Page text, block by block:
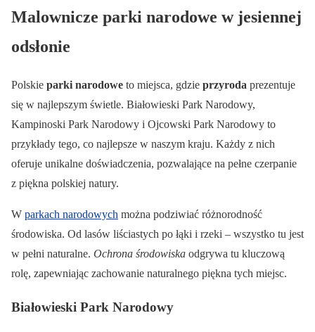
Malownicze parki narodowe w jesiennej
odsłonie
Polskie parki narodowe to miejsca, gdzie przyroda prezentuje
się w najlepszym świetle. Białowieski Park Narodowy,
Kampinoski Park Narodowy i Ojcowski Park Narodowy to
przykłady tego, co najlepsze w naszym kraju. Każdy z nich
oferuje unikalne doświadczenia, pozwalające na pełne czerpanie
z piękna polskiej natury.
W parkach narodowych można podziwiać różnorodność
środowiska. Od lasów liściastych po łąki i rzeki – wszystko tu jest
w pełni naturalne. Ochrona środowiska odgrywa tu kluczową
rolę, zapewniając zachowanie naturalnego piękna tych miejsc.
Białowieski Park Narodowy